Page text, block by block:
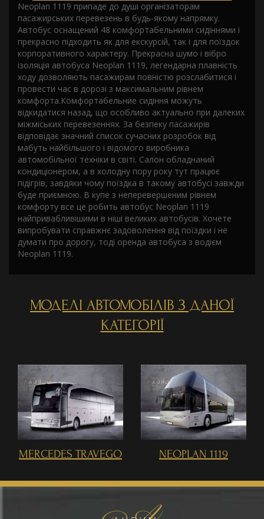
Neoplan 1119 припаде до душі організаторам
пасажирських перевезень в будь-якому напрямку.
Автобус оснащений 48 комфортабельними сидіннями і
прекрасно підходить як для екскурсій, так і для поїздок
корпоративного характеру. Прекрасна шумо і вібро
ізоляція автобуса Neoplan 1119, легендарна плавність
ходу дозволяють пасажирам повністю розслабитися і
провести час в дорозі з максимальним рівнем
комфорта.Комфортабельние сидіння можуть
відкидатися назад, що особливо актуально при далеких
міжміських перевезеннях. За безпеку пасажирів
відповідає значний список сучасних розробок від
мабуть найбільшого і відомого виробника
автомобільної техніки в світі. Салон обладнаний
кондиціонером, а в холодну пору року тут працює
підігрів, завдяки чому поїздка в такому автобусі завжди
буде приємною. В купе з неперевершеним рівнем
комфорту все це робить автобус Neoplan 1119
найпривабливішими в ніші великих автобусів. Хочете
випробувати справжнє задоволення від поїздки і не
думати про дорогу, тоді оренда автобуса з водієм
Neoplan 1119.
МОДЕЛІ АВТОМОБІЛІВ З ДАНОЇ
КАТЕГОРІЇ
MERCEDES TRAVEGO NEOPLAN 1119